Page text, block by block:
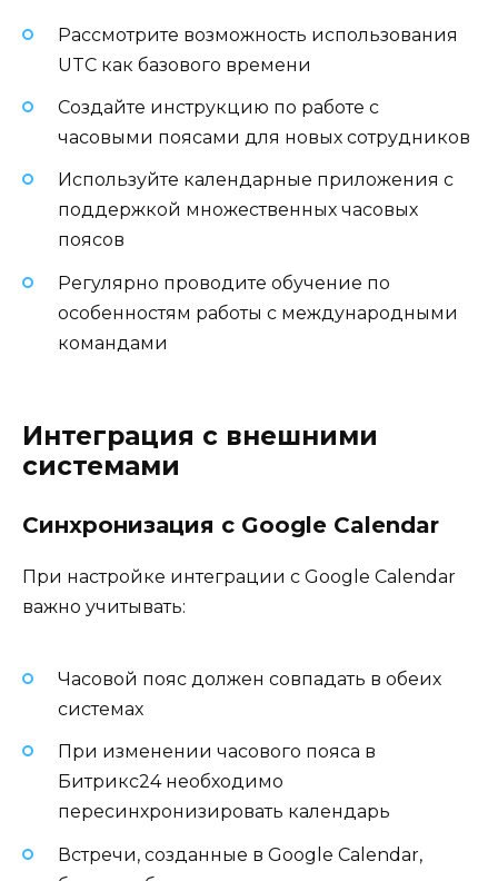
Рассмотрите возможность использования
UTC как базового времени
Создайте инструкцию по работе с
часовыми поясами для новых сотрудников
Используйте календарные приложения с
поддержкой множественных часовых
поясов
Регулярно проводите обучение по
особенностям работы с международными
командами
Интеграция с внешними
системами
Синхронизация с Google Calendar
При настройке интеграции с Google Calendar
важно учитывать:
Часовой пояс должен совпадать в обеих
системах
При изменении часового пояса в
Битрикс24 необходимо
пересинхронизировать календарь
Встречи, созданные в Google Calendar,